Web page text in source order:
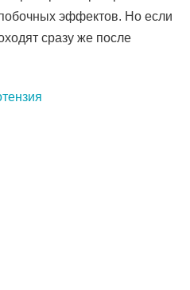
эффектов. Но если
сразу же после